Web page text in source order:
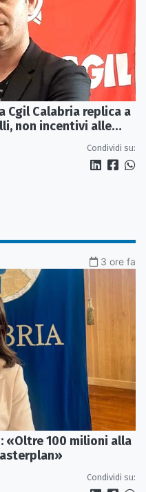
Cgil Calabria replica a
non incentivi alle
Condividi su:
3 ore fa
«Oltre 100 milioni alla
Condividi su: